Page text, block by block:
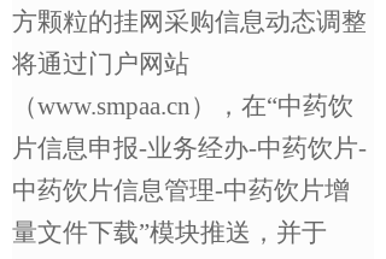
方颗粒的挂网采购信息动态调整
将通过门户网站
（www.smpaa.cn） ， 在“中药饮
片信息申报-业务经办-中药饮片-
中药饮片信息管理-中药饮片增
量文件下载”模块推送，并于